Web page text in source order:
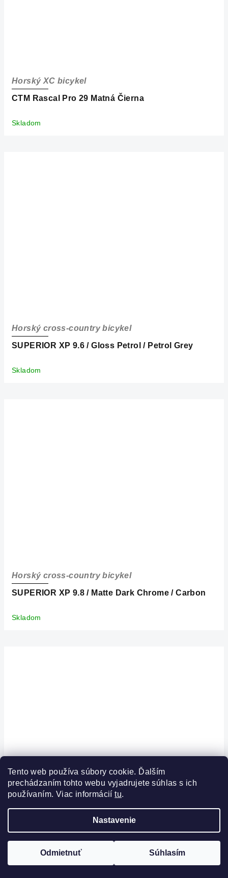
Tento web používa súbory cookie. Ďalším
prechádzaním tohto webu vyjadrujete súhlas s ich
používaním. Viac informáciítu.
Nastavenie
Odmietnuť Súhlasím
CTM Rascal Pro 29 Matná Čierna
Horský XC bicykel
Skladom
SUPERIOR XP 9.6 / Gloss Petrol / Petrol Grey
Horský cross-country bicykel
Skladom
SUPERIOR XP 9.8 / Matte Dark Chrome / Carbon
Horský cross-country bicykel
Skladom
GHOST Lector Universal Slate Grey/Whispering
Grey Glossy
Horský cross-country bicykel
Skladom